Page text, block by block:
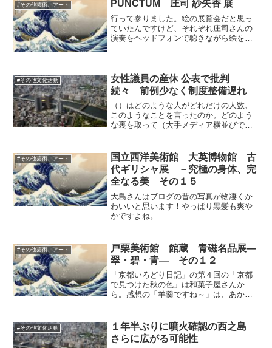
#その他芸術、アート PUNCTUM 庄司 紗矢香 展
行って参りました。絵の展覧会だと思っ
ていたんですけど、それぞれ庄司さんの
演奏をヘッドフォンで聴きながら絵を見
っぽいのが並んでいるだけ...
#その他文化活動
女性議員の産休 公表で批判
続々 前例少なく制度整備遅れ
（）はどのような人がどれだけの人数、
このようなことを言ったのか。どのよう
な裏を取って（大手メディア横並びで）
#その他芸術、アート
国立西洋美術館 大英博物館 古
代ギリシャ展 －究極の身体、完
全なる美 その１５
大島さんはブログの昔の写真が物凄くか
わいいと思います！やっぱり黒髪も爽や
かですよね。
#その他芸術、アート
戸栗美術館 館蔵 青磁名品展―
翠・碧・青― その１２
「京都いろどり日記」の第４回の「京都
で見つけた秋の色」は和菓子屋さんか
ら。感想の「羊羹ですね～」は、あかん
来にアイドルらしい華やかさがあったと
思います。いま、和菓子屋さ...
#その他文化活動
１年半ぶりに噴火確認の西之島
さらに広がる可能性